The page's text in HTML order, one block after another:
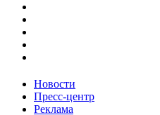
Новости
Пресс-центр
Реклама